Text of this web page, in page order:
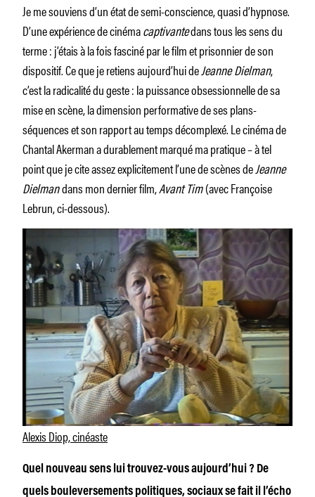
Je me souviens d’un état de semi-conscience, quasi d’hypnose.
D’une expérience de cinémacaptivantedans tous les sens du
terme : j’étais à la fois fasciné par le film et prisonnier de son
dispositif. Ce que je retiens aujourd’hui deJeanne Dielman,
c’est la radicalité du geste : la puissance obsessionnelle de sa
mise en scène, la dimension performative de ses plans-
séquences et son rapport au temps décomplexé. Le cinéma de
Chantal Akerman a durablement marqué ma pratique – à tel
point que je cite assez explicitement l’une de scènes deJeanne
Dielmandans mon dernier film,Avant Tim(avec Françoise
Lebrun, ci-dessous).
Alexis Diop, cinéaste
Quel nouveau sens lui trouvez-vous aujourd’hui ? De
quels bouleversements politiques, sociaux se fait il l’écho